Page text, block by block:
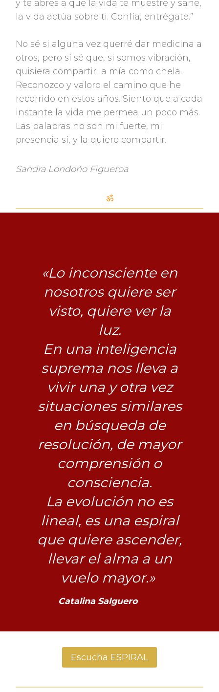
y te abres a que la vida te muestre y sane,
la vida actúa sobre ti. Confía, entrégate.”
No sé si alguna vez querré dar medicina a
otros, pero sí sé que, si somos vibración,
quisiera compartir la mía como chela.
Reconozco y valoro el camino que he
recorrido en estos años. Siento que a cada
instante la vida me permea un poco más.
Las palabras no son mi fuerte, mi
presencia sí, y la quiero compartir.
Sandra Londoño Figueroa
ॐ
«Lo inconsciente en
nosotros quiere ser
visto, quiere ver la
luz.
En una inteligencia
suprema nos lleva a
vivir una y otra vez
situaciones similares
en búsqueda de
resolución, de mayor
comprensión o
consciencia.
La evolución no es
lineal, es una espiral
que quiere ascender,
llevar el alma a un
vuelo mayor.»
Catalina Salguero
Escucha ESPIRAL